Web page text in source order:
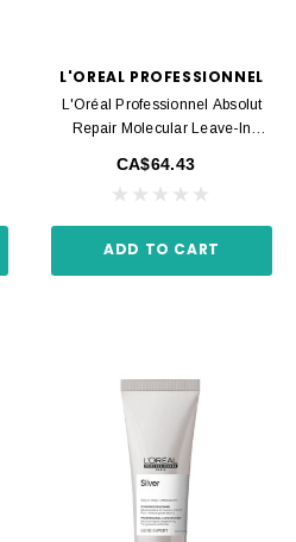
L'OREAL PROFESSIONNEL
L'Oréal Professionnel Absolut
Repair Molecular Leave-In
CA$64.43
ADD TO CART